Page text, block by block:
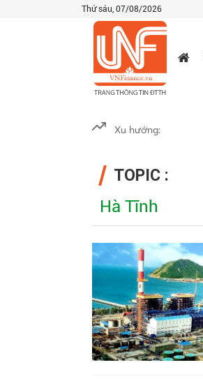
Thứ sáu, 07/08/2026
Xu hướng:
TOPIC :
Hà Tĩnh